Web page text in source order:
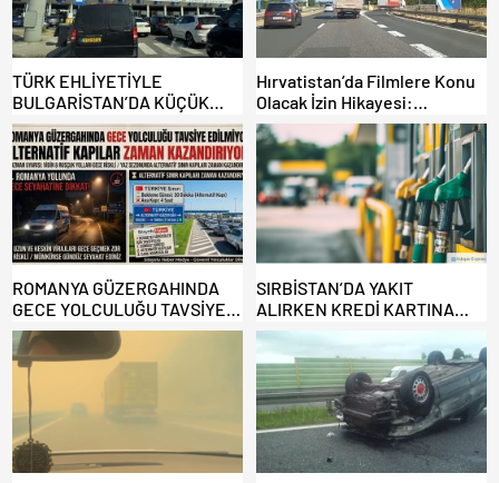
TÜRK EHLİYETİYLE
BULGARİSTAN’DA KÜÇÜK
HATA, ARACINA 6 AY EL
KONULMASINA YOL AÇTI
Hırvatistan’da Filmlere Konu
Olacak İzin Hikayesi:
Benzinlikte Eşini Unuttu!
ROMANYA GÜZERGAHINDA
GECE YOLCULUĞU TAVSİYE
EDİLMİYOR: ALTERNATİF
KAPILAR ZAMAN
KAZANDIRIYOR!
SIRBİSTAN’DA YAKIT
ALIRKEN KREDİ KARTINA
DİKKAT: MAĞDUR OLMAYIN!